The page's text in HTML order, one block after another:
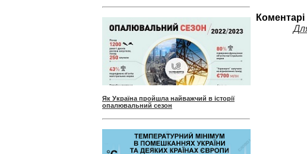
Як Україна пройшла найважчий в історії
опалювальний сезон
Коментарі